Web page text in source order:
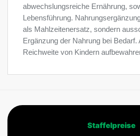
abwechslungsreiche Ernährung,
Lebensführung.
als Mahlzeitenersatz, sondern
Ergänzung der Nahrung bei Bedarf.
Reichweite von Kindern
Staffelpreise